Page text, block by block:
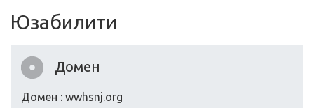
Юзабилити
Домен
Домен : wwhsnj.org